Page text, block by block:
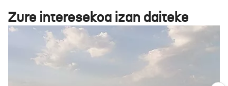
Zure interesekoa izan daiteke